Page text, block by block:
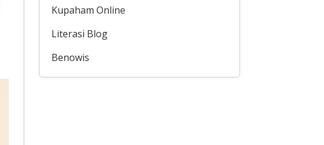
Kupaham Online
Literasi Blog
Benowis